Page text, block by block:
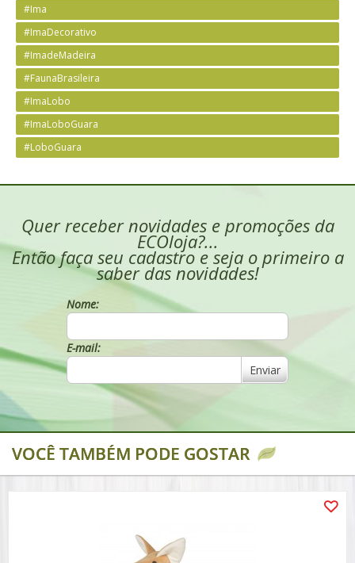
#Ima
#ImaDecorativo
#ImadeMadeira
#FaunaBrasileira
#ImaLobo
#ImaLoboGuara
#LoboGuara
Quer receber novidades e promoções da
ECOloja?...
Então faça seu cadastro e seja o primeiro a
saber das novidades!
Nome:
E-mail:
Enviar
VOCÊ TAMBÉM PODE GOSTAR